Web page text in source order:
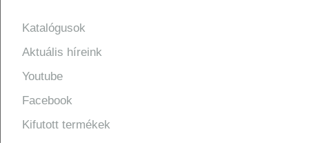
Katalógusok
Aktuális híreink
Youtube
Facebook
Kifutott termékek